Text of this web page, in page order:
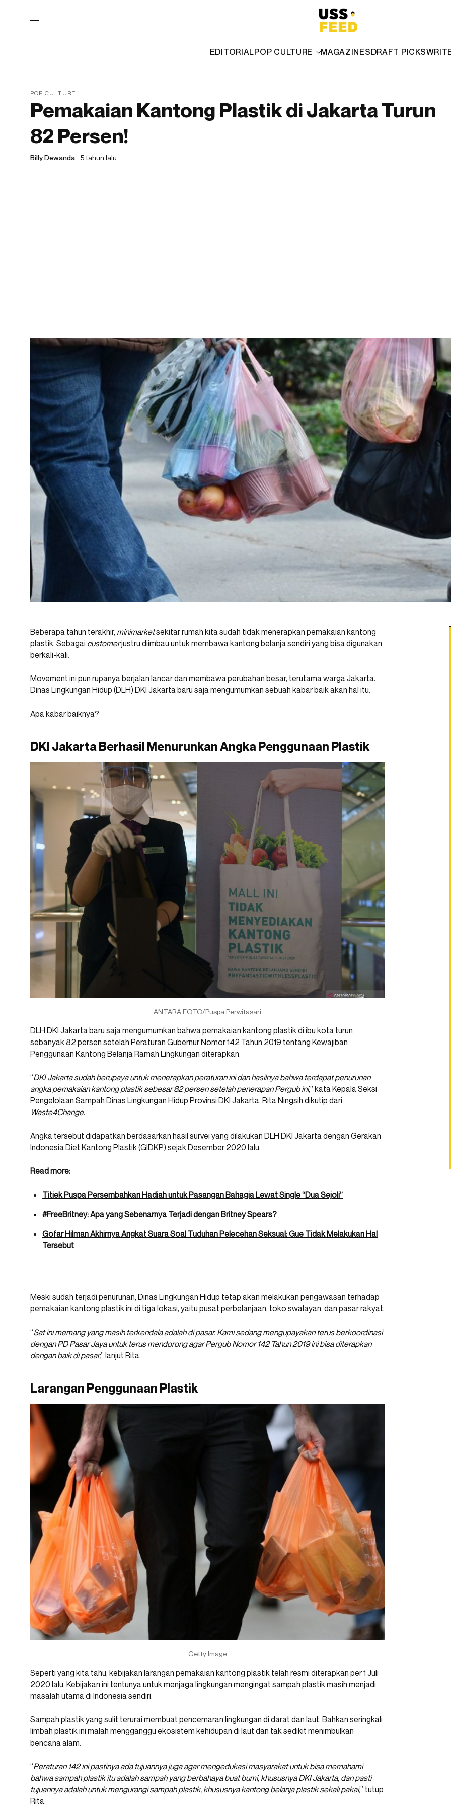
EDITORIALPOP CULTURE MAGAZINESDRAFT PICKS
POP CULTURE
Pemakaian Kantong Plastik di Jakarta Turun
82 Persen!
Billy Dewanda 5 tahun lalu
Beberapa tahun terakhir, minimarketsekitar rumah kita sudah tidak menerapkan pemakaian kantong
plastik. Sebagai customerjustru diimbau untuk membawa kantong belanja sendiri yang bisa digunakan
berkali-kali.
Movement ini pun rupanya berjalan lancar dan membawa perubahan besar, terutama warga Jakarta.
Dinas Lingkungan Hidup (DLH) DKI Jakarta baru saja mengumumkan sebuah kabar baik akan hal itu.
Apa kabar baiknya?
DKI Jakarta Berhasil Menurunkan Angka Penggunaan Plastik
ANTARA FOTO/Puspa Perwitasari
DLH DKI Jakarta baru saja mengumumkan bahwa pemakaian kantong plastik di ibu kota turun
sebanyak 82 persen setelah Peraturan Gubernur Nomor 142 Tahun 2019 tentang Kewajiban
Penggunaan Kantong Belanja Ramah Lingkungan diterapkan.
“DKI Jakarta sudah berupaya untuk menerapkan peraturan ini dan hasilnya bahwa terdapat penurunan
angka pemakaian kantong plastik sebesar 82 persen setelah penerapan Pergub ini,” kata Kepala Seksi
Pengelolaan Sampah Dinas Lingkungan Hidup Provinsi DKI Jakarta, Rita Ningsih dikutip dari
Waste4Change.
Angka tersebut didapatkan berdasarkan hasil survei yang dilakukan DLH DKI Jakarta dengan Gerakan
Indonesia Diet Kantong Plastik (GIDKP) sejak Desember 2020 lalu.
Read more:
Titiek Puspa Persembahkan Hadiah untuk Pasangan Bahagia Lewat Single “Dua Sejoli”
#FreeBritney: Apa yang Sebenarnya Terjadi dengan Britney Spears?
Gofar Hilman Akhirnya Angkat Suara Soal Tuduhan Pelecehan Seksual: Gue Tidak Melakukan Hal
Tersebut
Meski sudah terjadi penurunan, Dinas Lingkungan Hidup tetap akan melakukan pengawasan terhadap
pemakaian kantong plastik ini di tiga lokasi, yaitu pusat perbelanjaan, toko swalayan, dan pasar rakyat.
“Sat ini memang yang masih terkendala adalah di pasar. Kami sedang mengupayakan terus berkoordinasi
dengan PD Pasar Jaya untuk terus mendorong agar Pergub Nomor 142 Tahun 2019 ini bisa diterapkan
dengan baik di pasar,” lanjut Rita.
Larangan Penggunaan Plastik
Getty Image
Seperti yang kita tahu, kebijakan larangan pemakaian kantong plastik telah resmi diterapkan per 1 Juli
2020 lalu. Kebijakan ini tentunya untuk menjaga lingkungan mengingat sampah plastik masih menjadi
masalah utama di Indonesia sendiri.
Sampah plastik yang sulit terurai membuat pencemaran lingkungan di darat dan laut. Bahkan seringkali
limbah plastik ini malah mengganggu ekosistem kehidupan di laut dan tak sedikit menimbulkan
bencana alam.
“Peraturan 142 ini pastinya ada tujuannya juga agar mengedukasi masyarakat untuk bisa memahami
bahwa sampah plastik itu adalah sampah yang berbahaya buat bumi, khususnya DKI Jakarta, dan pasti
tujuannya adalah untuk mengurangi sampah plastik, khususnya kantong belanja plastik sekali pakai,” tutup
Rita.